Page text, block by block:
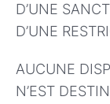
D’UNE
D’UNE
AUCUNE
N’EST